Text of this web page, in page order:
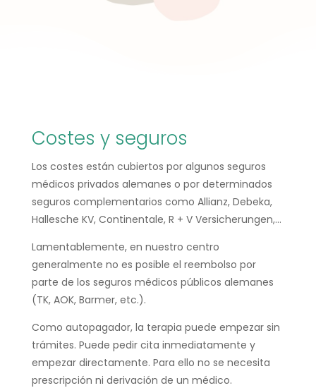
Costes y seguros
Los costes están cubiertos por algunos seguros
médicos privados alemanes o por determinados
seguros complementarios como Allianz, Debeka,
Hallesche KV, Continentale, R + V Versicherungen,…
Lamentablemente, en nuestro centro
generalmente no es posible el reembolso por
parte de los seguros médicos públicos alemanes
(TK, AOK, Barmer, etc.).
Como autopagador, la terapia puede empezar sin
trámites. Puede pedir cita inmediatamente y
empezar directamente. Para ello no se necesita
prescripción ni derivación de un médico.